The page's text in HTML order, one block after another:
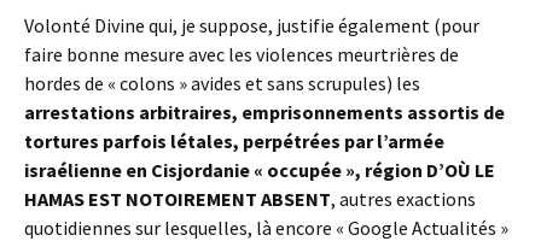
Volonté Divine qui, je suppose, justifie également (pour
faire bonne mesure avec les violences meurtrières de
hordes de « colons » avides et sans scrupules) les
arrestations arbitraires, emprisonnements assortis de
tortures parfois létales, perpétrées par l’armée
israélienne en Cisjordanie « occupée », région D’OÙ LE
HAMAS EST NOTOIREMENT ABSENT, autres exactions
quotidiennes sur lesquelles, là encore « Google Actualités »